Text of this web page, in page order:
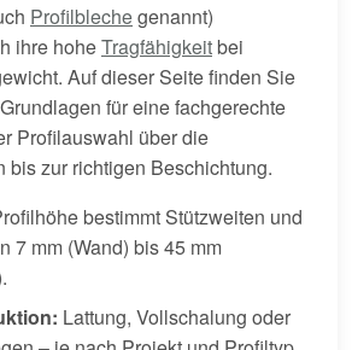
Profilblechegenannt)
ihre hoheTragfähigkeitbei
Auf dieser Seite finden Sie
für eine fachgerechte
Profilauswahl über die
bis zur richtigen Beschichtung.
bestimmt Stützweiten und
7 mm (Wand) bis 45 mm
Lattung, Vollschalung oder